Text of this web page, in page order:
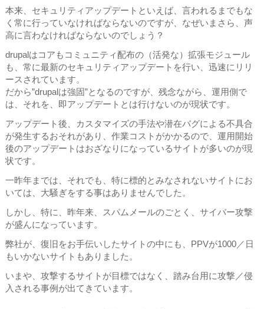
本来、セキュリティアップデートといえば、言われるまでもな
く常に行っていなければならないのですが、なぜいまさら、声
高に言わなければならないのでしょう？
drupalはコアもコミュニティ配布の（活発な）拡張モジュール
も、常に最新のセキュリティアップデートを行い、迅速にリリ
ースされています。
だから”drupalは強固”となるのですが、残念ながら、運用側で
は、それを、即アップデートとは行けないのが現状です。
アップデート後、カスタマイズの手法や潜在バグによる不具合
が発生するおそれがあり、作業コストがかかるので、運用開始
後のアップデートはおざなりになっているサイトが多いのが現
状です。
一昨年までは、それでも、特に標的とみなされないサイトにお
いては、大騒ぎをする事はありませんでした。
しかし、特に、昨年来、スパムメールのごとく、サイバー攻撃
が盛んになっています。
弊社が、復旧をお手伝いしたサイトの中にも、PPVが1000／日
もいかないサイトもありました。
いまや、攻撃するサイトが目標ではなく、踏み台用に攻撃／侵
入される事例が出てきています。